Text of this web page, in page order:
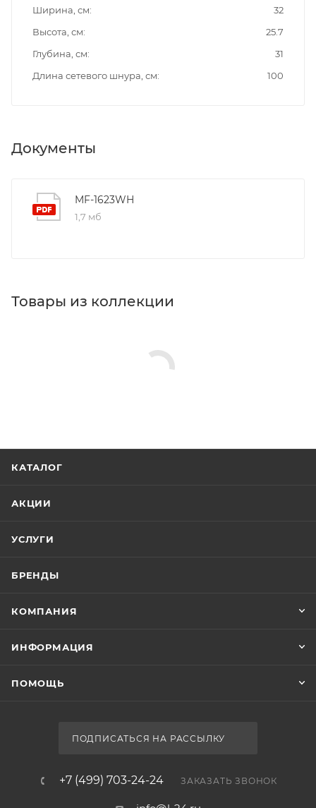
Ширина, см
32
Высота, см
25.7
Глубина, см
31
Длина сетевого шнура, см
100
Документы
MF-1623WH
1,7 мб
Товары из коллекции
КАТАЛОГ
АКЦИИ
УСЛУГИ
БРЕНДЫ
КОМПАНИЯ
ИНФОРМАЦИЯ
ПОМОЩЬ
ПОДПИСАТЬСЯ НА РАССЫЛКУ
+7 (499) 703-24-24 ЗАКАЗАТЬ ЗВОНОК